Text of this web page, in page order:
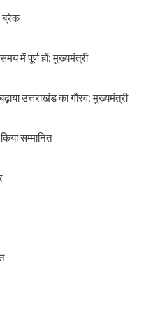
ब्रेक
में पूर्ण हों: मुख्यमंत्री
उत्तराखंड का गौरव: मुख्यमंत्री
सम्मानित